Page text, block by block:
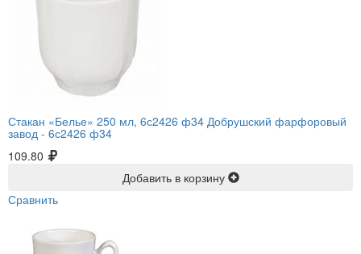
Стакан «Белье» 250 мл, 6с2426 ф34 Добрушский фарфоровый
завод - 6с2426 ф34
109.80
Добавить в корзину
Сравнить